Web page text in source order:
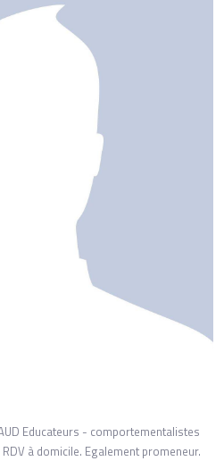
Educateurs - comportementalistes
à domicile. Egalement promeneur.